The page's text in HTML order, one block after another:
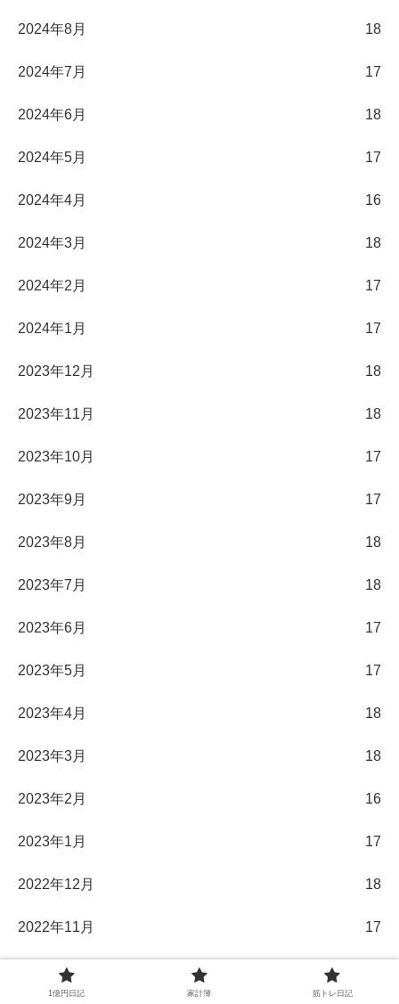
2024年8月 18
2024年7月 17
2024年6月 18
2024年5月 17
2024年4月 16
2024年3月 18
2024年2月 17
2024年1月 17
2023年12月 18
2023年11月 18
2023年10月 17
2023年9月 17
2023年8月 18
2023年7月 18
2023年6月 17
2023年5月 17
2023年4月 18
2023年3月 18
2023年2月 16
2023年1月 17
2022年12月 18
2022年11月 17
2022年10月
1億円日記 家計簿 筋トレ日記